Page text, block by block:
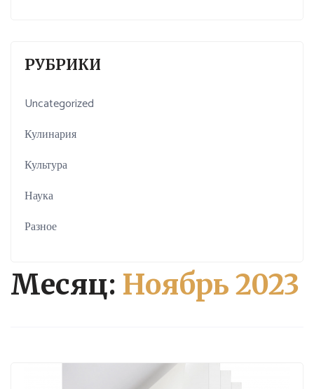
Месяц: Ноябрь 2023
РУБРИКИ
Uncategorized
Кулинария
Культура
Наука
Разное